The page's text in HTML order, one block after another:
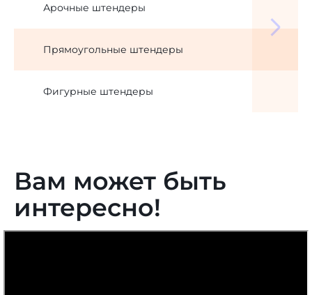
Арочные штендеры
Прямоугольные штендеры
Фигурные штендеры
Вам может быть
интересно!